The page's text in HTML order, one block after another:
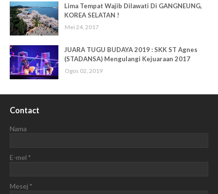
Lima Tempat Wajib Dilawati Di GANGNEUNG,
KOREA SELATAN !
Mei 24, 2017
JUARA TUGU BUDAYA 2019 : SKK ST Agnes
(STADANSA) Mengulangi Kejuaraan 2017
Ogos 02, 2019
Contact
Nama
E-mel *
Mesej*